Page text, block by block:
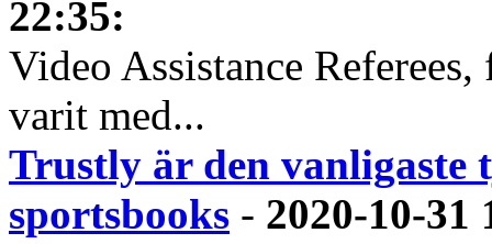
22:35:
Video Assistance
varit med...
Trustly är den vanligaste
sportsbooks - 2020-10-31